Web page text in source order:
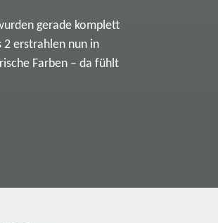
gerade komplett
2 erstrahlen nun in
Farben – da fühlt